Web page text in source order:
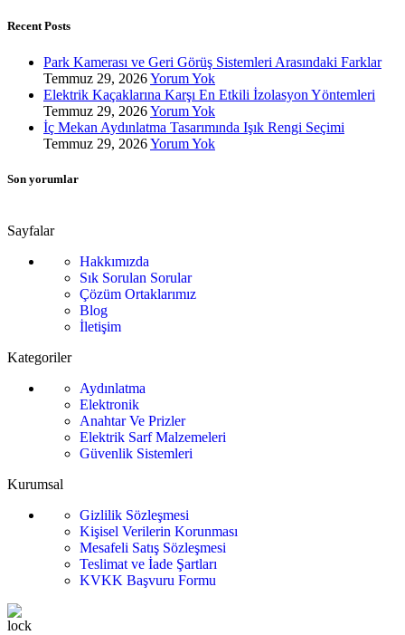
Recent Posts
Park Kamerası ve Geri Görüş Sistemleri Arasındaki Farklar
Temmuz 29, 2026Yorum Yok
Elektrik Kaçaklarına Karşı En Etkili İzolasyon Yöntemleri
Temmuz 29, 2026Yorum Yok
İç Mekan Aydınlatma Tasarımında Işık Rengi Seçimi
Temmuz 29, 2026Yorum Yok
Son yorumlar
Sayfalar
Hakkımızda
Sık Sorulan Sorular
Çözüm Ortaklarımız
Blog
İletişim
Kategoriler
Aydınlatma
Elektronik
Anahtar Ve Prizler
Elektrik Sarf Malzemeleri
Güvenlik Sistemleri
Kurumsal
Gizlilik Sözleşmesi
Kişisel Verilerin Korunması
Mesafeli Satış Sözleşmesi
Teslimat ve İade Şartları
KVKK Başvuru Formu